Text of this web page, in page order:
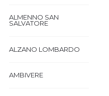
ALMENNO SAN
SALVATORE
ALZANO LOMBARDO
AMBIVERE